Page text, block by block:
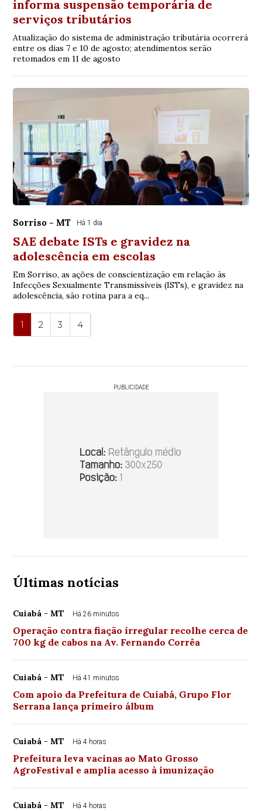
informa suspensão temporária de
serviços tributários
Atualização do sistema de administração tributária ocorrerá
entre os dias 7 e 10 de agosto; atendimentos serão
retomados em 11 de agosto
Sorriso - MT Há 1 dia
SAE debate ISTs e gravidez na
adolescência em escolas
Em Sorriso, as ações de conscientização em relação às
Infecções Sexualmente Transmissíveis (ISTs), e gravidez na
adolescência, são rotina para a eq...
1 2 3 4
PUBLICIDADE
Últimas notícias
Cuiabá - MT Há 26 minutos
Operação contra fiação irregular recolhe cerca de
700 kg de cabos na Av. Fernando Corrêa
Cuiabá - MT Há 41 minutos
Com apoio da Prefeitura de Cuiabá, Grupo Flor
Serrana lança primeiro álbum
Cuiabá - MT Há 4 horas
Prefeitura leva vacinas ao Mato Grosso
AgroFestival e amplia acesso à imunização
Cuiabá - MT Há 4 horas